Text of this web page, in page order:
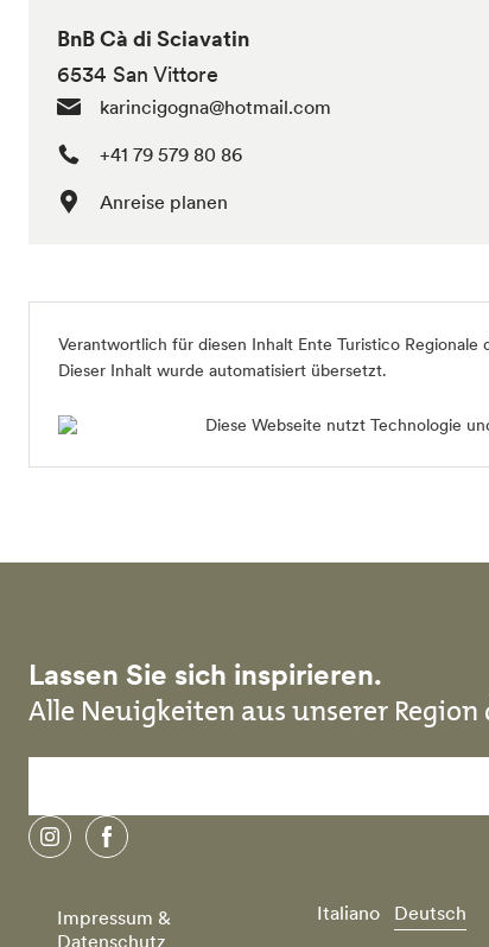
BnB Cà di Sciavatin
6534 San Vittore
karincigogna@hotmail.com
+41 79 579 80 86
Anreise planen
Verantwortlich für diesen Inhalt Ente Turistico Regionale
Dieser Inhalt wurde automatisiert übersetzt.
Diese Webseite nutzt Technologie
Lassen Sie sich inspirieren.
Alle Neuigkeiten aus unserer
instagramfacebook
Impressum &
Datenschutz
Italiano Deutsch